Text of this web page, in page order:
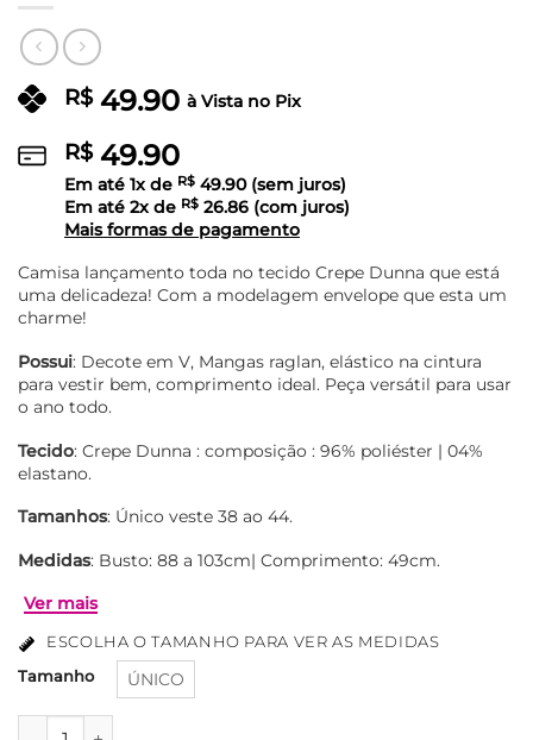
R$49.90 à Vista no Pix
R$49.90
Em até 1x de R$ 49.90(sem juros)
Em até 2x de R$ 26.86 (com juros)
Mais formas de pagamento
Camisa lançamento toda no tecido Crepe Dunna que está
uma delicadeza! Com a modelagem envelope que esta um
charme!
Possui: Decote em V, Mangas raglan, elástico na cintura
para vestir bem, comprimento ideal. Peça versátil para usar
o ano todo.
Tecido: Crepe Dunna : composição : 96% poliéster | 04%
elastano.
Tamanhos: Único veste 38 ao 44.
Medidas: Busto: 88 a 103cm| Comprimento: 49cm.
ESCOLHA O TAMANHO PARA VER AS MEDIDAS
Tamanho ÚNICO
Blusa Envelope Crepe Dunna Manga Raglan Lisa - Preta